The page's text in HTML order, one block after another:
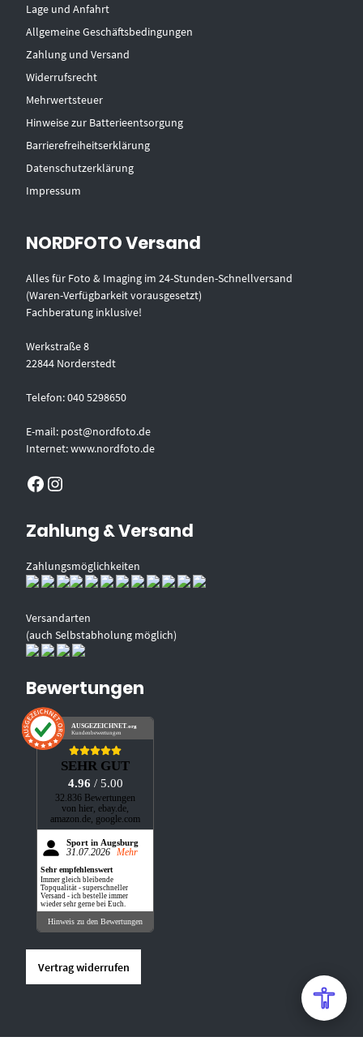
Lage und Anfahrt
Allgemeine Geschäftsbedingungen
Zahlung und Versand
Widerrufsrecht
Mehrwertsteuer
Hinweise zur Batterieentsorgung
Barrierefreiheitserklärung
Datenschutzerklärung
Impressum
NORDFOTO Versand
Alles für Foto & Imaging im 24-Stunden-Schnellversand
(Waren-Verfügbarkeit vorausgesetzt)
Fachberatung inklusive!
Werkstraße 8
22844 Norderstedt
Telefon: 040 5298650
E-mail: post@nordfoto.de
Internet: www.nordfoto.de
Facebook Instagram
Zahlung & Versand
Zahlungsmöglichkeiten
Versandarten
(auch Selbstabholung möglich)
Bewertungen
AUSGEZEICHNET.org
Kundenbewertungen
SEHR GUT
4.96 / 5.00
32.836 Bewertungen
von hier, ebay.de,
amazon.de, google.com
Sport in Augsburg
31.07.2026 Mehr
Sehr empfehlenswert
Immer gleich bleibende
Topqualität - superschneller
Versand - ich bestelle immer
wieder sehr gerne bei Euch.
Hinweis zu den Bewertungen
Vertrag widerrufen